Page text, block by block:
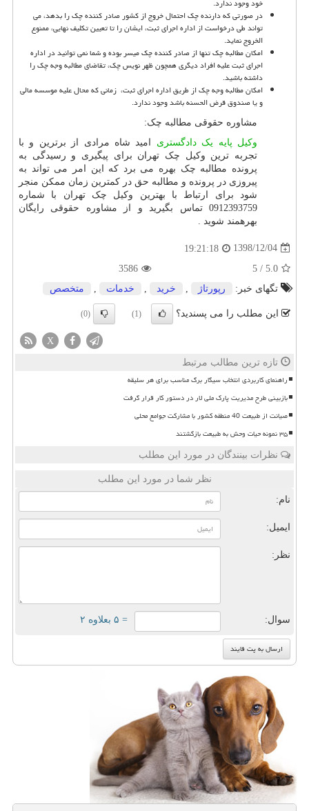
در صورتی که دارنده چک احتمال خروج از کشور صادر کننده چک را بدهد، می
تواند طی درخواست از اداره اجرای ثبت، ایشان را تا تعیین تکلیف نهایی، ممنوع
الخروج نماید.
امکان مطالبه چک تنها از صادر کننده چک میسر بوده و شما نمی توانید در اداره
اجرای ثبت علیه افراد دیگری همچون ظهر نویس چک، تقاضای مطالبه وجه چک را
داشته باشید.
امکان مطالبه وجه چک از طریق اداره اجرای ثبت، زمانی که محال علیه موسسه مالی
و یا صندوق قرض الحسنه باشد وجود ندارد.
مشاوره حقوقی مطالبه چک:
وکیل پایه یک دادگستری امید شاه مرادی از برترین و با
تجربه ترین وکیل چک تهران برای پیگیری و رسیدگی به
پرونده مطالبه چک بهره می برد که این امر می تواند به
پیروزی در پرونده و مطالبه حق در کمترین زمان ممکن منجر
شود برای ارتباط با بهترین وکیل چک تهران با شماره
0912393759 تماس بگیرید و از مشاوره حقوقی رایگان
بهرهمند شوید .
1398/12/04
19:21:18
5.0
/
5
3586
تگهای خبر:
رپورتاژ خرید خدمات متخصص
این مطلب را می پسندید؟ (1)
(0)
X
تازه ترین مطالب مرتبط
راهنمای کاربردی انتخاب سیگار برگ مناسب برای هر سلیقه
بازبینی طرح مدیریت پارک ملی لار در دستور کار قرار گرفت
صیانت از طبیعت 40 منطقه کشور با مشارکت جوامع محلی
۳۵ نمونه حیات وحش به طبیعت بازگشتند
نظرات بینندگان در مورد این مطلب
نظر شما در مورد این مطلب
نام:
ایمیل:
نظر:
سوال: = ۵ بعلاوه ۲